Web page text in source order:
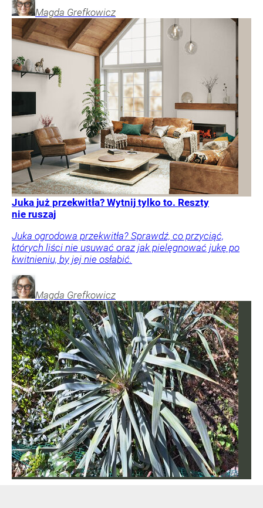
Magda Grefkowicz
Juka już przekwitła? Wytnij tylko to. Reszty
nie ruszaj
Juka ogrodowa przekwitła? Sprawdź, co przyciąć,
których liści nie usuwać oraz jak pielęgnować jukę po
kwitnieniu, by jej nie osłabić.
Magda Grefkowicz